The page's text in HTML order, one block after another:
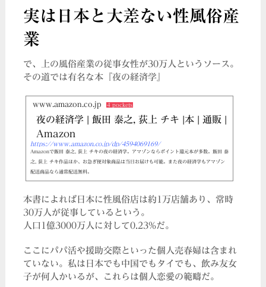
実は日本と大差ない性風俗産
業
で、上の風俗産業の従事女性が30万人というソース。
その道では有名な本『夜の経済学』
www.amazon.co.jp 4 pockets
夜の経済学 | 飯田 泰之, 荻上 チキ |本 | 通販 |
Amazon
https://www.amazon.co.jp/dp/4594069169/
Amazonで飯田 泰之, 荻上 チキの夜の経済学。アマゾンならポイント還元本が多数。飯田 泰
之, 荻上 チキ作品ほか、お急ぎ便対象商品は当日お届けも可能。また夜の経済学もアマゾン
配送商品なら通常配送無料。
本書によれば日本に性風俗店は約1万店舗あり、常時
30万人が従事しているという。
人口1億3000万人に対して0.23%だ。
ここにパパ活や援助交際といった個人売春婦は含まれ
ていない。私は日本でも中国でもタイでも、飲み友女
子が何人かいるが、これらは個人恋愛の範疇だ。